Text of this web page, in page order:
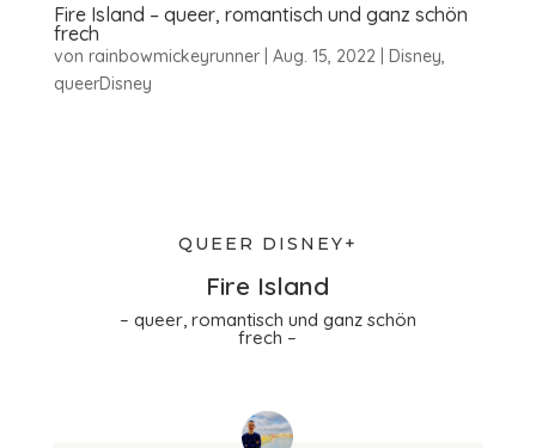
Fire Island – queer, romantisch und ganz schön
frech
von rainbowmickeyrunner| Aug. 15, 2022| Disney,
queerDisney
QUEER DISNEY+
Fire Island
– queer, romantisch und ganz schön
frech –